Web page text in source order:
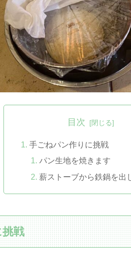
目次
手ごねパン作りに挑戦
パン生地を焼きます
薪ストーブから鉄鍋を出
戦